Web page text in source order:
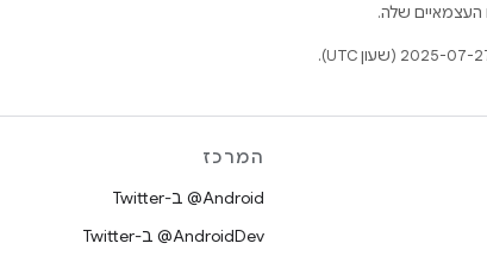
שלה.
המרכז
‎@Android ב-Twitter
‎@AndroidDev ב-Twitter